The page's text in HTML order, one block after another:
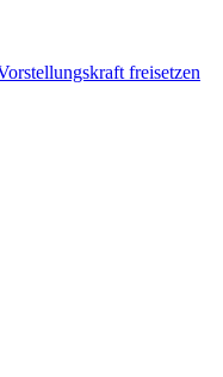
freisetzen